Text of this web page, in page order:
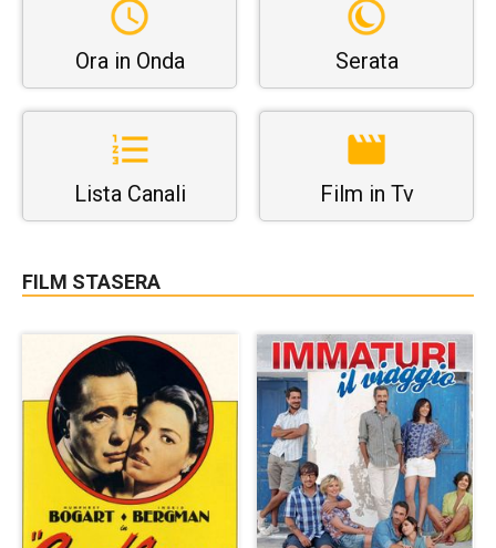
Ora in Onda Serata
Lista Canali Film in Tv
FILM STASERA